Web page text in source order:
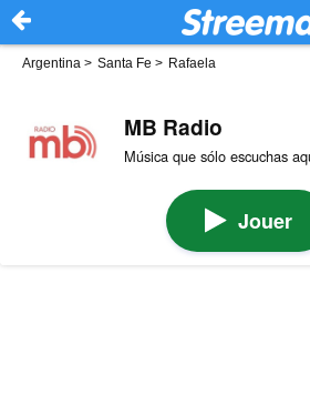
Argentina > Santa Fe > Rafaela
MB Radio
Música que sólo escuchas
Jouer